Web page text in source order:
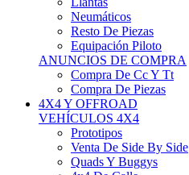
Neumáticos
Resto De Piezas
Equipación Piloto
ANUNCIOS DE COMPRA
Compra De Cc Y Tt
Compra De Piezas
4X4 Y OFFROAD
VEHÍCULOS 4X4
Prototipos
Venta De Side By Side
Quads Y Buggys